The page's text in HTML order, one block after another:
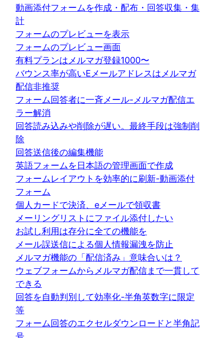
動画添付フォームを作成・配布・回答収集・集
計
フォームのプレビューを表示
フォームのプレビュー画面
有料プランはメルマガ登録1000〜
バウンス率が高いEメールアドレスはメルマガ
配信非推奨
フォーム回答者に一斉メール-メルマガ配信エ
ラー解消
回答読み込みや削除が遅い。最終手段は強制削
除
回答送信後の編集機能
英語フォームを日本語の管理画面で作成
フォームレイアウトを効率的に刷新-動画添付
フォーム
個人カードで決済、eメールで領収書
メーリングリストにファイル添付したい
お試し利用は存分に全ての機能を
メール誤送信による個人情報漏洩を防止
メルマガ機能の「配信済み」意味合いは？
ウェブフォームからメルマガ配信まで一貫して
できる
回答を自動判別して効率化-半角英数字に限定
等
フォーム回答のエクセルダウンロードと半角記